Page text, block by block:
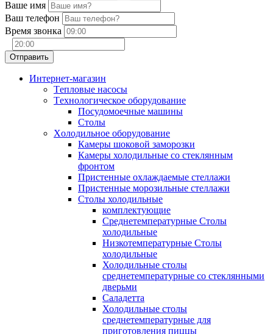
Ваше имя
Ваш телефон
Время звонка
Интернет-магазин
Tепловые насосы
Tехнологическое оборудование
Посудомоечные машины
Столы
Xолодильное оборудование
Камеры шоковой заморозки
Камеры холодильные со стеклянным
фронтом
Пристенные охлаждаемые стеллажи
Пристенные морозильные стеллажи
Столы холодильные
комплектующие
Среднетемпературные Столы
холодильные
Низкотемпературные Столы
холодильные
Холодильные столы
среднетемпературные со стеклянными
дверьми
Саладетта
Холодильные столы
среднетемпературные для
приготовления пиццы